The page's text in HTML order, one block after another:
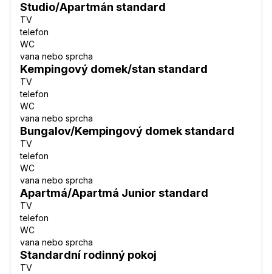
Studio/Apartmán standard
TV
telefon
WC
vana nebo sprcha
Kempingový domek/stan standard
TV
telefon
WC
vana nebo sprcha
Bungalov/Kempingový domek standard
TV
telefon
WC
vana nebo sprcha
Apartmá/Apartmá Junior standard
TV
telefon
WC
vana nebo sprcha
Standardní rodinný pokoj
TV